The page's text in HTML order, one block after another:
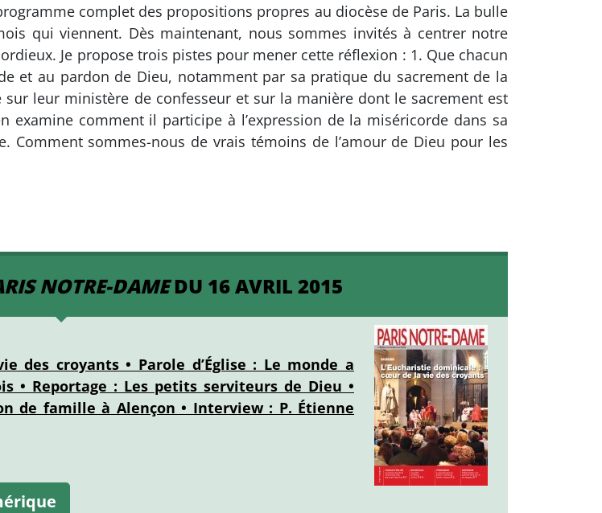
complet des propositions propres au diocèse de Paris. La bulle
qui viennent. Dès maintenant, nous sommes invités à centrer notre
Je propose trois pistes pour mener cette réflexion : 1. Que chacun
et au pardon de Dieu, notamment par sa pratique du sacrement de la
leur ministère de confesseur et sur la manière dont le sacrement est
examine comment il participe à l’expression de la miséricorde dans sa
Comment sommes-nous de vrais témoins de l’amour de Dieu pour les
NOTRE-DAMEDU 16 AVRIL 2015
des croyants • Parole d’Église : Le monde a
• Reportage : Les petits serviteurs de Dieu •
de famille à Alençon • Interview : P. Étienne